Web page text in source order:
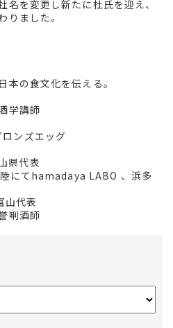
を変更し新たに杜氏を迎え、
りました。
本の食文化を伝える。
学講師
ンズエッグ
県代表
にてhamadaya LABO 、浜多
山代表
唎酒師